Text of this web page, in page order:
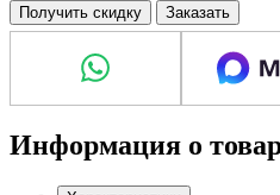
Получить скидку Заказать
Информация о